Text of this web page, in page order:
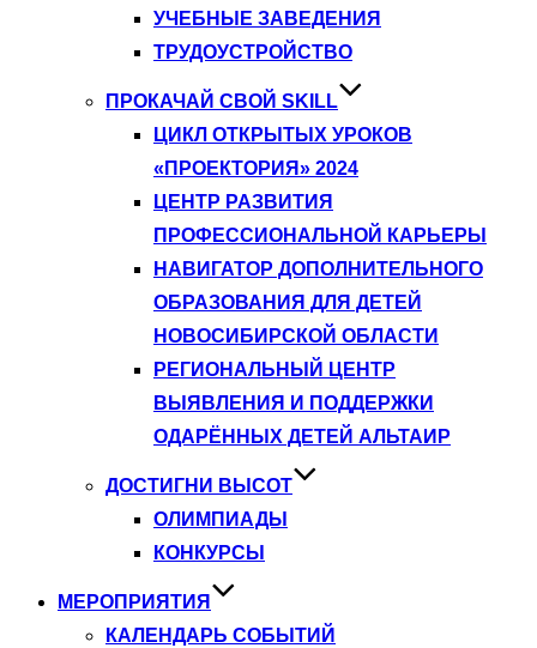
УЧЕБНЫЕ ЗАВЕДЕНИЯ
ТРУДОУСТРОЙСТВО
ПРОКАЧАЙ СВОЙ SKILL
ЦИКЛ ОТКРЫТЫХ УРОКОВ
«ПРОЕКТОРИЯ» 2024
ЦЕНТР РАЗВИТИЯ
ПРОФЕССИОНАЛЬНОЙ КАРЬЕРЫ
НАВИГАТОР ДОПОЛНИТЕЛЬНОГО
ОБРАЗОВАНИЯ ДЛЯ ДЕТЕЙ
НОВОСИБИРСКОЙ ОБЛАСТИ
РЕГИОНАЛЬНЫЙ ЦЕНТР
ВЫЯВЛЕНИЯ И ПОДДЕРЖКИ
ОДАРЁННЫХ ДЕТЕЙ АЛЬТАИР
ДОСТИГНИ ВЫСОТ
ОЛИМПИАДЫ
КОНКУРСЫ
МЕРОПРИЯТИЯ
КАЛЕНДАРЬ СОБЫТИЙ